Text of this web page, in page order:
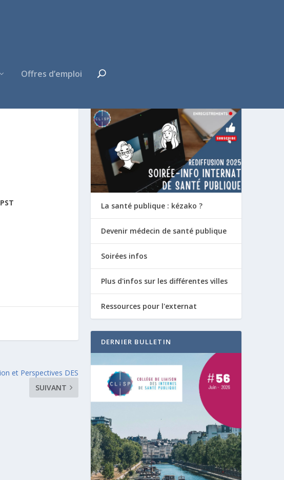
Offres d’emploi
et Perspectives DES
SUIVANT
La santé publique : kézako ?
Devenir médecin de santé publique
Soirées infos
Plus d'infos sur les différentes villes
Ressources pour l'externat
DERNIER BULLETIN